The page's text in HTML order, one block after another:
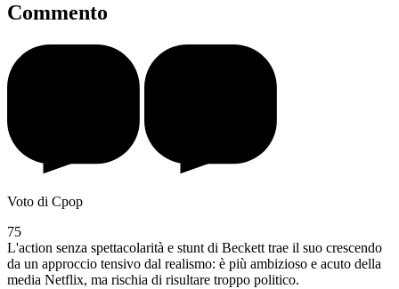
Commento
Voto di Cpop
75
L'action senza spettacolarità e stunt di Beckett trae il suo crescendo
da un approccio tensivo dal realismo: è più ambizioso e acuto della
media Netflix, ma rischia di risultare troppo politico.